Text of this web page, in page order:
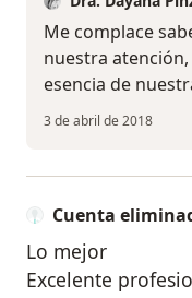
Me complace
nuestra
esencia de
3 de abril de 2018
Cuenta
Lo mejor
Excelente